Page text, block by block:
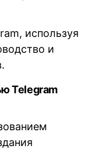
используя
и
Telegram